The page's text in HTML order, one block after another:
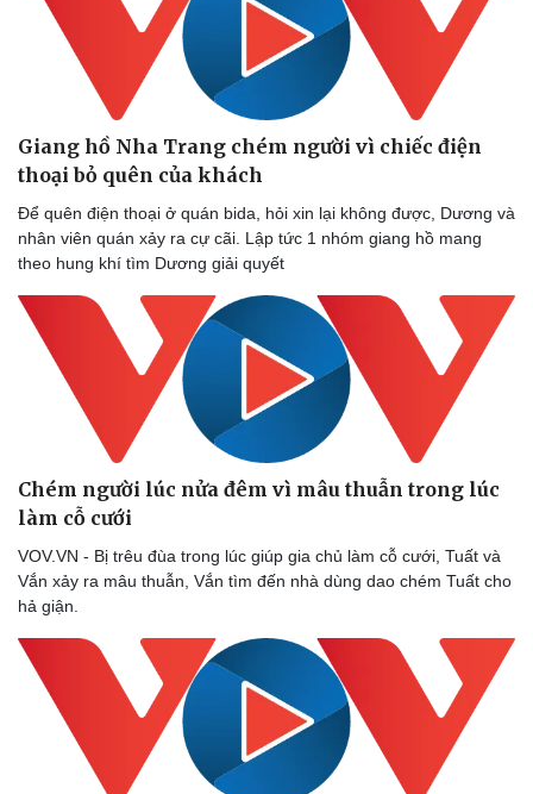
Vì cộng đồng
Chuyển đổi số
Giang hồ Nha Trang chém người vì chiếc điện
thoại bỏ quên của khách
Để quên điện thoại ở quán bida, hỏi xin lại không được, Dương và
nhân viên quán xảy ra cự cãi. Lập tức 1 nhóm giang hồ mang
theo hung khí tìm Dương giải quyết
Chém người lúc nửa đêm vì mâu thuẫn trong lúc
làm cỗ cưới ​
VOV.VN - Bị trêu đùa trong lúc giúp gia chủ làm cỗ cưới, Tuất và
Vắn xảy ra mâu thuẫn, Vắn tìm đến nhà dùng dao chém Tuất cho
hả giận.